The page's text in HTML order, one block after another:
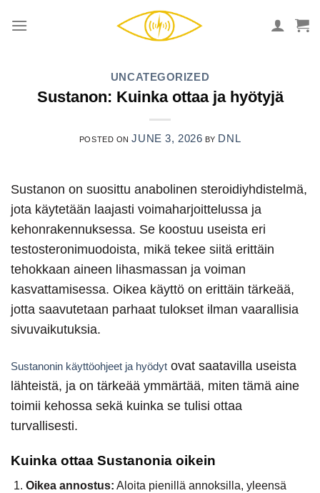
UNCATEGORIZED
Sustanon: Kuinka ottaa ja hyötyjä
POSTED ONJUNE 3, 2026 BY DNL
Sustanon on suosittu anabolinen steroidiyhdistelmä,
jota käytetään laajasti voimaharjoittelussa ja
kehonrakennuksessa. Se koostuu useista eri
testosteronimuodoista, mikä tekee siitä erittäin
tehokkaan aineen lihasmassan ja voiman
kasvattamisessa. Oikea käyttö on erittäin tärkeää,
jotta saavutetaan parhaat tulokset ilman vaarallisia
sivuvaikutuksia.
Sustanonin käyttöohjeet ja hyödyt ovat saatavilla useista
lähteistä, ja on tärkeää ymmärtää, miten tämä aine
toimii kehossa sekä kuinka se tulisi ottaa
turvallisesti.
Kuinka ottaa Sustanonia oikein
Oikea annostus: Aloita pienillä annoksilla, yleensä